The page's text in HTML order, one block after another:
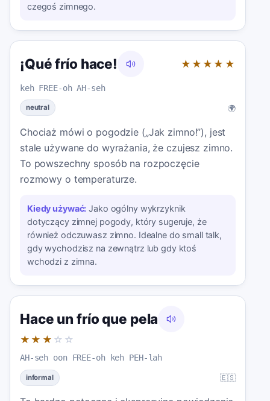
czegoś zimnego.
¡Qué frío hace! ★★★★★
keh FREE-oh AH-seh
neutral 🌍
Chociaż mówi o pogodzie („Jak zimno!”), jest
stale używane do wyrażania, że czujesz zimno.
To powszechny sposób na rozpoczęcie
rozmowy o temperaturze.
Kiedy używać: Jako ogólny wykrzyknik
dotyczący zimnej pogody, który sugeruje, że
również odczuwasz zimno. Idealne do small talk,
gdy wychodzisz na zewnątrz lub gdy ktoś
wchodzi z zimna.
Hace un frío que pela
★★★ ☆☆
AH-seh oon FREE-oh keh PEH-lah
informal 🇪🇸